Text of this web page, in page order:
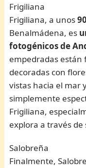
Frigiliana
Frigiliana, a unos
Benalmádena, es
fotogénicos de
empedradas están
decoradas con
vistas hacia el mar
simplemente
Frigiliana,
explora a través de
Salobreña
Finalmente,